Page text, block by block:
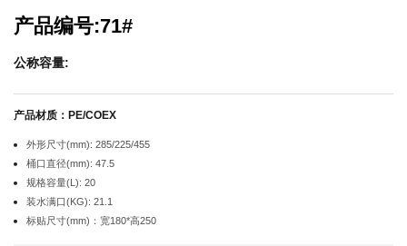
产品编号:71#
公称容量:
产品材质：PE/COEX
外形尺寸(mm): 285/225/455
桶口直径(mm): 47.5
规格容量(L): 20
装水满口(KG): 21.1
标贴尺寸(mm)：宽180*高250